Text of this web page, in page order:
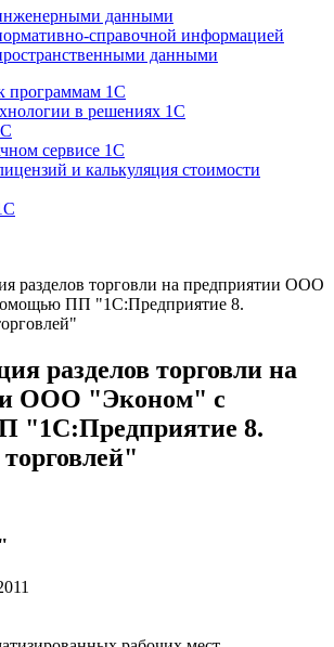
данными
справочной информацией
данными
программам 1С
в решениях 1С
сервисе 1С
и калькуляция стоимости
разделов торговли на предприятии ООО
ПП "1С:Предприятие 8.
разделов торговли на
ООО "Эконом" с
"1С:Предприятие 8.